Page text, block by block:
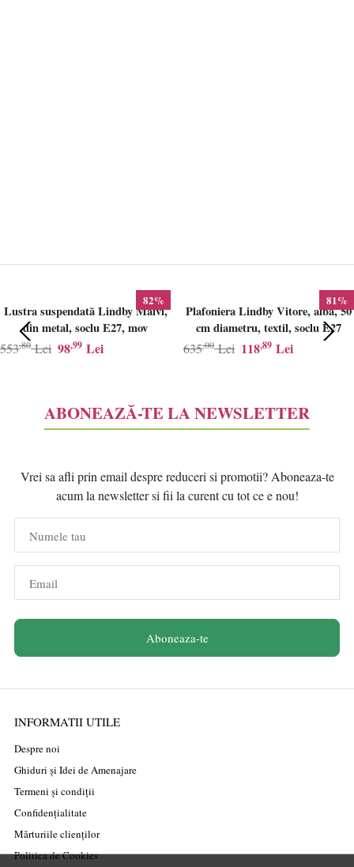
82%
Lustra suspendată Lindby Maivi,
din metal, soclu E27, mov
98,99 Lei
553,80 Lei
81%
Plafoniera Lindby Vitore, alba, 50
cm diametru, textil, soclu E27
118,89 Lei
635,00 Lei
ABONEAZĂ-TE LA NEWSLETTER
Vrei sa afli prin email despre reduceri si promotii? Aboneaza-te
acum la newsletter si fii la curent cu tot ce e nou!
Numele tau
Email
Aboneaza-te
INFORMATII UTILE
Despre noi
Ghiduri și Idei de Amenajare
Termeni și condiții
Confidențialitate
Mărturiile clienților
Politica de Cookies